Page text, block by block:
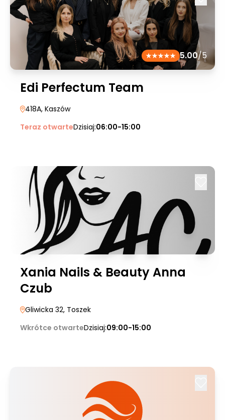
5.00/5
Edi Perfectum Team
418A, Kaszów
Teraz otwarteDzisiaj:06:00-15:00
Xania Nails & Beauty Anna
Czub
Gliwicka 32, Toszek
Wkrótce otwarteDzisiaj:09:00-15:00